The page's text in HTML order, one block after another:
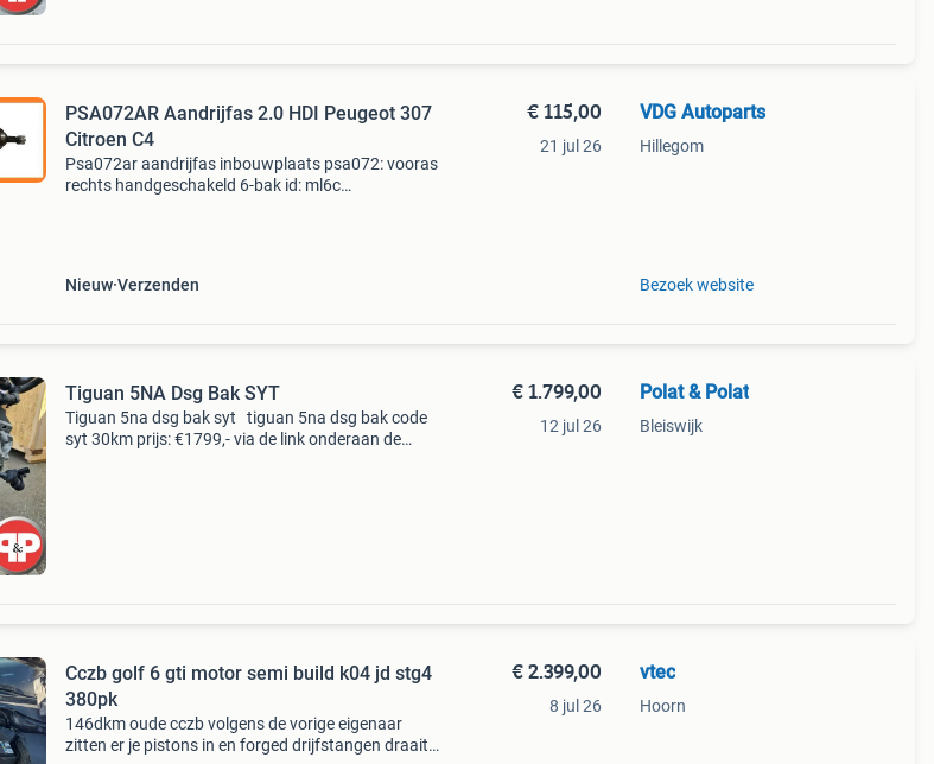
PSA072AR Aandrijfas 2.0 HDI Peugeot 307
Citroen C4
Psa072ar aandrijfas inbouwplaats psa072: vooras
rechts handgeschakeld 6-bak id: ml6c
Nieuw Verzenden
€ 115,00
21 jul 26
VDG Autoparts
Hillegom
Bezoek website
Tiguan 5NA Dsg Bak SYT
Tiguan 5na dsg bak syt tiguan 5na dsg bak code
syt 30km prijs: €1799,- via de link onderaan de
€ 1.799,00
12 jul 26
Polat & Polat
Bleiswijk
Cczb golf 6 gti motor semi build k04 jd stg4
380pk
146dkm oude cczb volgens de vorige eigenaar
zitten er je pistons in en forged drijfstangen draait
€ 2.399,00
8 jul 26
vtec
Hoorn